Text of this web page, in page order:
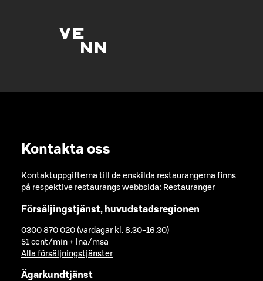
Kontakta oss
Kontaktuppgifterna till de enskilda restaurangerna finns
på respektive restaurangs webbsida: Restauranger
Försäljingstjänst, huvudstadsregionen
0300 870 020 (vardagar kl. 8.30-16.30)
51 cent/min + lna/msa
Alla försäljningstjänster
Ägarkundtjänst